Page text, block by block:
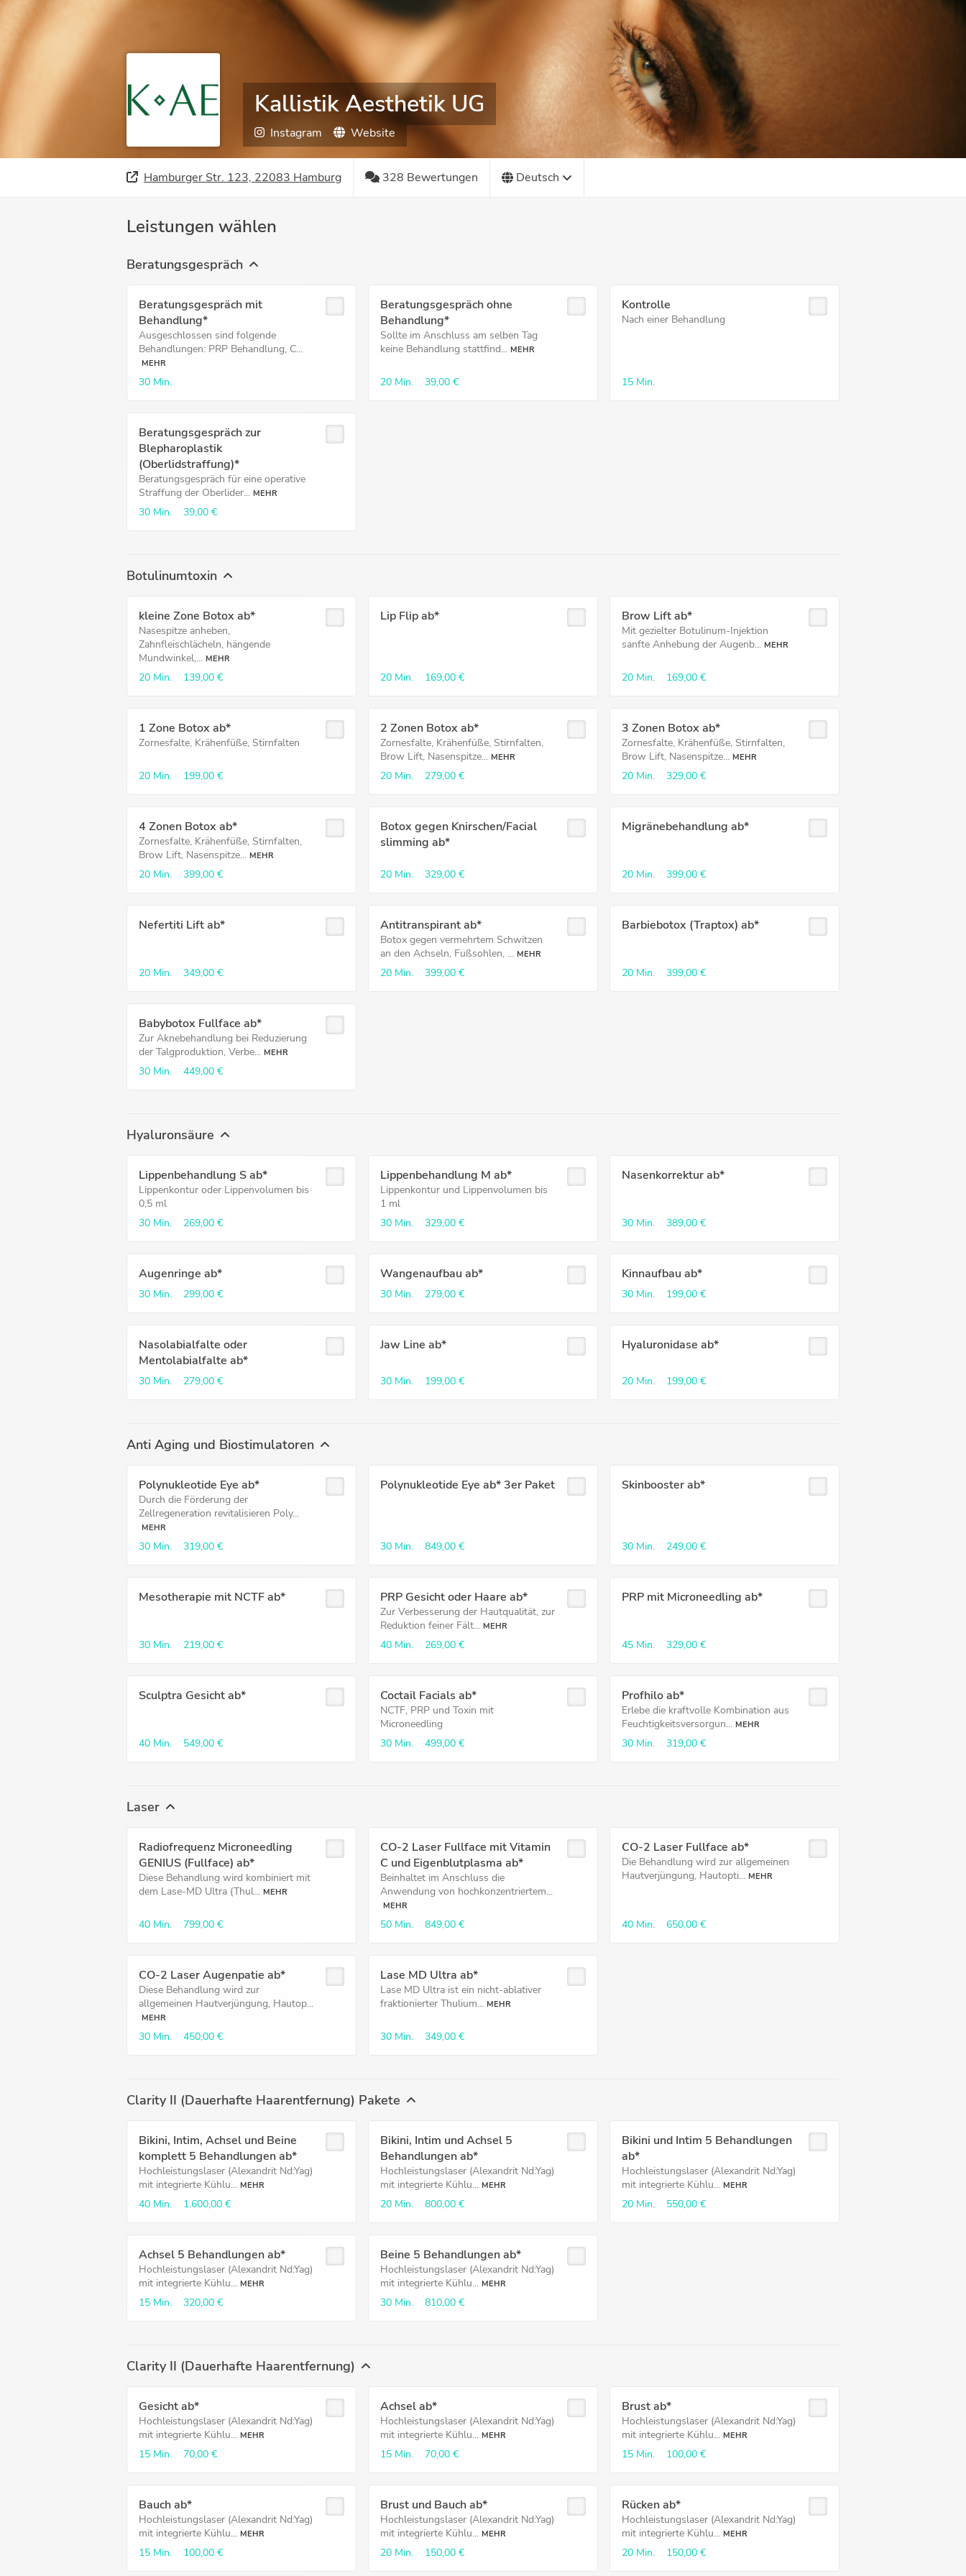
Kallistik Aesthetik UG
Instagram Website
Hamburger Str. 123, 22083 Hamburg 328 Bewertungen Deutsch
Leistungen wählen
Beratungsgespräch
Beratungsgespräch mit
Behandlung*
Ausgeschlossen sind folgende
Behandlungen: PRP Behandlung, C...
MEHR
30 Min.
Beratungsgespräch ohne
Behandlung*
Sollte im Anschluss am selben Tag
keine Behandlung stattfind... MEHR
20 Min. 39,00 €
Kontrolle
Nach einer Behandlung
15 Min.
Beratungsgespräch zur
Blepharoplastik
(Oberlidstraffung)*
Beratungsgespräch für eine operative
Straffung der Oberlider... MEHR
30 Min. 39,00 €
Botulinumtoxin
kleine Zone Botox ab*
Nasespitze anheben,
Zahnfleischlächeln, hängende
Mundwinkel,... MEHR
20 Min. 139,00 €
Lip Flip ab*
20 Min. 169,00 €
Brow Lift ab*
Mit gezielter Botulinum-Injektion
sanfte Anhebung der Augenb... MEHR
20 Min. 169,00 €
1 Zone Botox ab*
Zornesfalte, Krähenfüße, Stirnfalten
20 Min. 199,00 €
2 Zonen Botox ab*
Zornesfalte, Krähenfüße, Stirnfalten,
Brow Lift, Nasenspitze... MEHR
20 Min. 279,00 €
3 Zonen Botox ab*
Zornesfalte, Krähenfüße, Stirnfalten,
Brow Lift, Nasenspitze... MEHR
20 Min. 329,00 €
4 Zonen Botox ab*
Zornesfalte, Krähenfüße, Stirnfalten,
Brow Lift, Nasenspitze... MEHR
20 Min. 399,00 €
Botox gegen Knirschen/Facial
slimming ab*
20 Min. 329,00 €
Migränebehandlung ab*
20 Min. 399,00 €
Nefertiti Lift ab*
20 Min. 349,00 €
Antitranspirant ab*
Botox gegen vermehrtem Schwitzen
an den Achseln, Fußsohlen, ... MEHR
20 Min. 399,00 €
Barbiebotox (Traptox) ab*
20 Min. 399,00 €
Babybotox Fullface ab*
Zur Aknebehandlung bei Reduzierung
der Talgproduktion, Verbe... MEHR
30 Min. 449,00 €
Hyaluronsäure
Lippenbehandlung S ab*
Lippenkontur oder Lippenvolumen bis
0,5 ml
30 Min.
269,00 €
Lippenbehandlung M ab*
Lippenkontur und Lippenvolumen bis
1 ml
30 Min.
329,00 €
Nasenkorrektur ab*
30 Min. 389,00 €
Augenringe ab*
30 Min. 299,00 €
Wangenaufbau ab*
30 Min. 279,00 €
Kinnaufbau ab*
30 Min. 199,00 €
Nasolabialfalte oder
Mentolabialfalte ab*
30 Min. 279,00 €
Jaw Line ab*
30 Min. 199,00 €
Hyaluronidase ab*
20 Min. 199,00 €
Anti Aging und Biostimulatoren
Polynukleotide Eye ab*
Durch die Förderung der
Zellregeneration revitalisieren Poly...
MEHR
30 Min. 319,00 €
Polynukleotide Eye ab* 3er Paket
30 Min. 849,00 €
Skinbooster ab*
30 Min. 249,00 €
Mesotherapie mit NCTF ab*
30 Min. 219,00 €
PRP Gesicht oder Haare ab*
Zur Verbesserung der Hautqualität, zur
Reduktion feiner Fält... MEHR
40 Min. 269,00 €
PRP mit Microneedling ab*
45 Min. 329,00 €
Sculptra Gesicht ab*
40 Min. 549,00 €
Coctail Facials ab*
NCTF, PRP und Toxin mit
Microneedling
30 Min.
499,00 €
Profhilo ab*
Erlebe die kraftvolle Kombination aus
Feuchtigkeitsversorgun... MEHR
30 Min. 319,00 €
Laser
Radiofrequenz Microneedling
GENIUS (Fullface) ab*
Diese Behandlung wird kombiniert mit
dem Lase-MD Ultra (Thul... MEHR
40 Min. 799,00 €
CO-2 Laser Fullface mit Vitamin
C und Eigenblutplasma ab*
Beinhaltet im Anschluss die
Anwendung von hochkonzentriertem...
MEHR
50 Min. 849,00 €
CO-2 Laser Fullface ab*
Die Behandlung wird zur allgemeinen
Hautverjüngung, Hautopti... MEHR
40 Min. 650,00 €
CO-2 Laser Augenpatie ab*
Diese Behandlung wird zur
allgemeinen Hautverjüngung, Hautop...
MEHR
30 Min. 450,00 €
Lase MD Ultra ab*
Lase MD Ultra ist ein nicht-ablativer
fraktionierter Thulium... MEHR
30 Min. 349,00 €
Clarity II (Dauerhafte Haarentfernung) Pakete
Bikini, Intim, Achsel und Beine
komplett 5 Behandlungen ab*
Hochleistungslaser (Alexandrit Nd:Yag)
mit integrierte Kühlu... MEHR
40 Min. 1.600,00 €
Bikini, Intim und Achsel 5
Behandlungen ab*
Hochleistungslaser (Alexandrit Nd:Yag)
mit integrierte Kühlu... MEHR
20 Min. 800,00 €
Bikini und Intim 5 Behandlungen
ab*
Hochleistungslaser (Alexandrit Nd:Yag)
mit integrierte Kühlu... MEHR
20 Min. 550,00 €
Achsel 5 Behandlungen ab*
Hochleistungslaser (Alexandrit Nd:Yag)
mit integrierte Kühlu... MEHR
15 Min. 320,00 €
Beine 5 Behandlungen ab*
Hochleistungslaser (Alexandrit Nd:Yag)
mit integrierte Kühlu... MEHR
30 Min. 810,00 €
Clarity II (Dauerhafte Haarentfernung)
Gesicht ab*
Hochleistungslaser (Alexandrit Nd:Yag)
mit integrierte Kühlu... MEHR
15 Min. 70,00 €
Achsel ab*
Hochleistungslaser (Alexandrit Nd:Yag)
mit integrierte Kühlu... MEHR
15 Min. 70,00 €
Brust ab*
Hochleistungslaser (Alexandrit Nd:Yag)
mit integrierte Kühlu... MEHR
15 Min. 100,00 €
Bauch ab*
Hochleistungslaser (Alexandrit Nd:Yag)
mit integrierte Kühlu... MEHR
15 Min. 100,00 €
Brust und Bauch ab*
Hochleistungslaser (Alexandrit Nd:Yag)
mit integrierte Kühlu... MEHR
20 Min. 150,00 €
Rücken ab*
Hochleistungslaser (Alexandrit Nd:Yag)
mit integrierte Kühlu... MEHR
20 Min. 150,00 €